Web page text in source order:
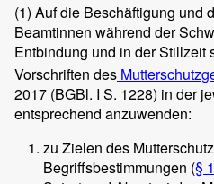
(1) Auf die Beschäftigung und
Beamtinnen während der
Entbindung und in der Stillzeit
Vorschriften des
2017 (BGBl. I S. 1228) in der
entsprechend anzuwenden:
zu Zielen des
Begriffsbestimmungen (§ 1